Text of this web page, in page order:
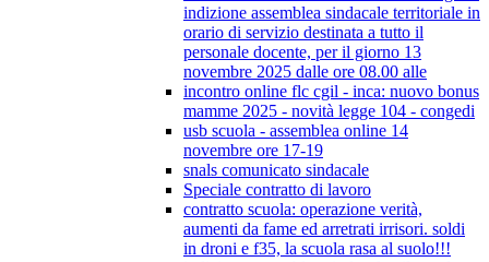
indizione assemblea sindacale territoriale in
orario di servizio destinata a tutto il
personale docente, per il giorno 13
novembre 2025 dalle ore 08.00 alle
incontro online flc cgil - inca: nuovo bonus
mamme 2025 - novità legge 104 - congedi
usb scuola - assemblea online 14
novembre ore 17-19
snals comunicato sindacale
Speciale contratto di lavoro
contratto scuola: operazione verità,
aumenti da fame ed arretrati irrisori. soldi
in droni e f35, la scuola rasa al suolo!!!